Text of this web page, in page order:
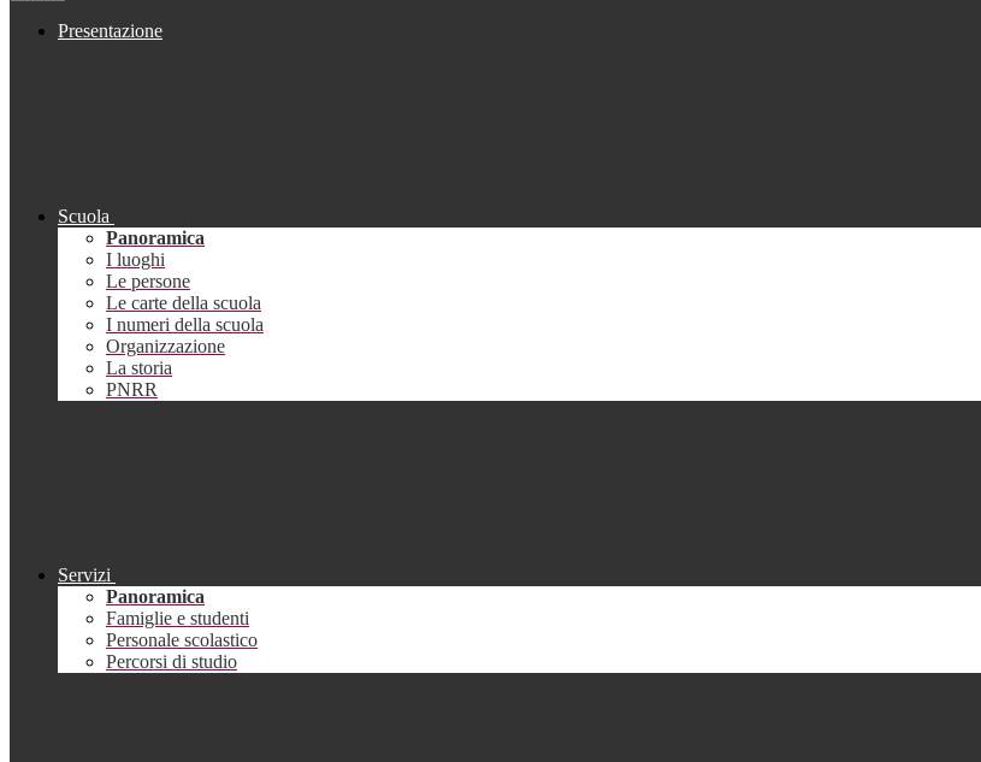
Presentazione
Scuola
Panoramica
I luoghi
Le persone
Le carte della scuola
I numeri della scuola
Organizzazione
La storia
PNRR
Servizi
Panoramica
Famiglie e studenti
Personale scolastico
Percorsi di studio